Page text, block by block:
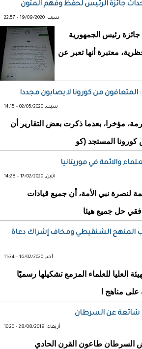
جائزة الرئيس لحفظ وفهم المتون
سبت, 19/09/2020 - 22:57
جائزة رئيس الجمهورية
معتبرة أنها تعبر عن
من كورونا لا يصابون مجددا
سبت, 02/05/2020 - 14:15
مؤخرا، بعدما ذكرت بعض التقارير أن
المستجد (كو
والائمة في موريتانيا
اثنين, 17/02/2020 - 14:28
لنصرة نبي الأمة، أن جميع قيادات
حل جميع هيئا
المنهج الشنقيطي ومخاف إشراك دعاة
أحد, 16/02/2020 - 11:34
العليا للعلماء المزمع تشكيلها رسميًا
مناهج ا
شائعة عن السرطان
أربعاء, 28/08/2019 - 10:20
السرطان طاعون القرن الحادي